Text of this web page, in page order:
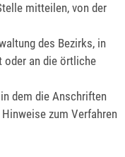
mitteilen, von der
des Bezirks, in
oder an die örtliche
dem die Anschriften
zum Verfahren